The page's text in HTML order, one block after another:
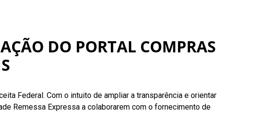
DO PORTAL COMPRAS
Federal. Com o intuito de ampliar a transparência e orientar
Remessa Expressa a colaborarem com o fornecimento de